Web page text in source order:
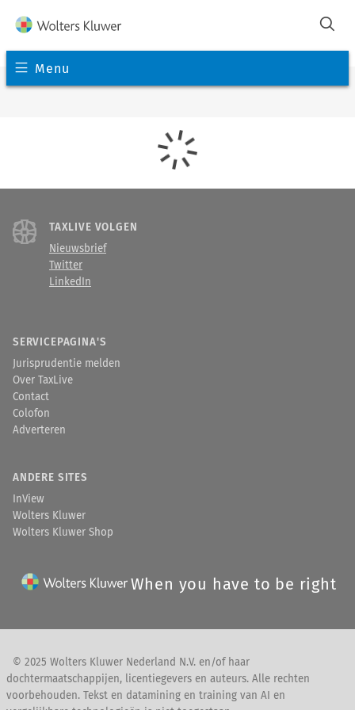
Menu
TAXLIVE VOLGEN
Nieuwsbrief
Twitter
LinkedIn
SERVICEPAGINA'S
Jurisprudentie melden
Over TaxLive
Contact
Colofon
Adverteren
ANDERE SITES
InView
Wolters Kluwer
Wolters Kluwer Shop
When you have to be right
© 2025 Wolters Kluwer Nederland N.V. en/of haar
dochtermaatschappijen, licentiegevers en auteurs. Alle rechten
voorbehouden. Tekst en datamining en training van AI en